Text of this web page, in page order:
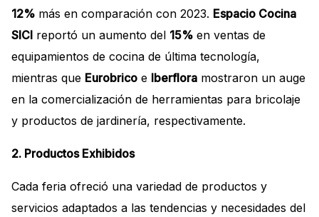
12% más en comparación con 2023. Espacio Cocina
SICI reportó un aumento del 15% en ventas de
equipamientos de cocina de última tecnología,
mientras que Eurobrico e Iberflora mostraron un auge
en la comercialización de herramientas para bricolaje
y productos de jardinería, respectivamente.
2. Productos Exhibidos
Cada feria ofreció una variedad de productos y
servicios adaptados a las tendencias y necesidades del